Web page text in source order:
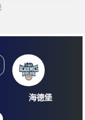
22:00:00